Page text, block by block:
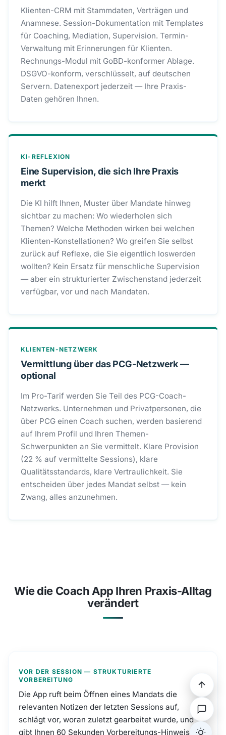
Klienten-CRM mit Stammdaten, Verträgen und
Anamnese. Session-Dokumentation mit Templates
für Coaching, Mediation, Supervision. Termin-
Verwaltung mit Erinnerungen für Klienten.
Rechnungs-Modul mit GoBD-konformer Ablage.
DSGVO-konform, verschlüsselt, auf deutschen
Servern. Datenexport jederzeit — Ihre Praxis-
Daten gehören Ihnen.
KI-REFLEXION
Eine Supervision, die sich Ihre Praxis
merkt
Die KI hilft Ihnen, Muster über Mandate hinweg
sichtbar zu machen: Wo wiederholen sich
Themen? Welche Methoden wirken bei welchen
Klienten-Konstellationen? Wo greifen Sie selbst
zurück auf Reflexe, die Sie eigentlich loswerden
wollten? Kein Ersatz für menschliche Supervision
— aber ein strukturierter Zwischenstand jederzeit
verfügbar, vor und nach Mandaten.
KLIENTEN-NETZWERK
Vermittlung über das PCG-Netzwerk —
optional
Im Pro-Tarif werden Sie Teil des PCG-Coach-
Netzwerks. Unternehmen und Privatpersonen, die
über PCG einen Coach suchen, werden basierend
auf Ihrem Profil und Ihren Themen-
Schwerpunkten an Sie vermittelt. Klare Provision
(22 % auf vermittelte Sessions), klare
Qualitätsstandards, klare Vertraulichkeit. Sie
entscheiden über jedes Mandat selbst — kein
Zwang, alles anzunehmen.
Wie die Coach App Ihren Praxis-Alltag
verändert
VOR DER SESSION — STRUKTURIERTE
VORBEREITUNG
Die App ruft beim Öffnen eines Mandats die
relevanten Notizen der letzten Sessions auf,
schlägt vor, woran zuletzt gearbeitet wurde, und
gibt Ihnen 60 Sekunden Vorbereitungs-Hinweis: